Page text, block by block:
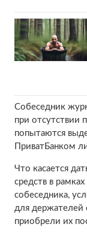
Собеседник
при отсутствии
попытаются
ПриватБанком
Что касается
средств в
собеседника,
для держателей
приобрели их